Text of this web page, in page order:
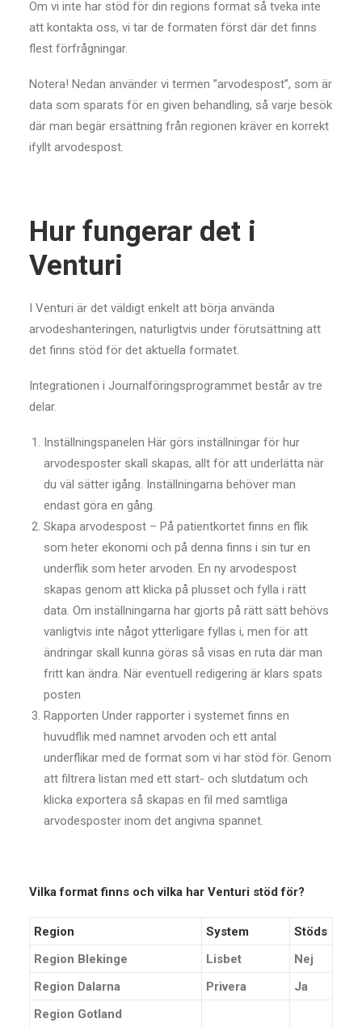
Om vi inte har stöd för din regions format så tveka inte
att kontakta oss, vi tar de formaten först där det finns
flest förfrågningar.
Notera! Nedan använder vi termen ”arvodespost”, som är
data som sparats för en given behandling, så varje besök
där man begär ersättning från regionen kräver en korrekt
ifyllt arvodespost.
Hur fungerar det i
Venturi
I Venturi är det väldigt enkelt att börja använda
arvodeshanteringen, naturligtvis under förutsättning att
det finns stöd för det aktuella formatet.
Integrationen i Journalföringsprogrammet består av tre
delar.
Inställningspanelen Här görs inställningar för hur
arvodesposter skall skapas, allt för att underlätta när
du väl sätter igång. Inställningarna behöver man
endast göra en gång.
Skapa arvodespost – På patientkortet finns en flik
som heter ekonomi och på denna finns i sin tur en
underflik som heter arvoden. En ny arvodespost
skapas genom att klicka på plusset och fylla i rätt
data. Om inställningarna har gjorts på rätt sätt behövs
vanligtvis inte något ytterligare fyllas i, men för att
ändringar skall kunna göras så visas en ruta där man
fritt kan ändra. När eventuell redigering är klars spats
posten
Rapporten Under rapporter i systemet finns en
huvudflik med namnet arvoden och ett antal
underflikar med de format som vi har stöd för. Genom
att filtrera listan med ett start- och slutdatum och
klicka exportera så skapas en fil med samtliga
arvodesposter inom det angivna spannet.
Vilka format finns och vilka har Venturi stöd för?
Region System
Stöds
Region Blekinge
Lisbet
Nej
Region Dalarna
Privera
Ja
Region Gotland